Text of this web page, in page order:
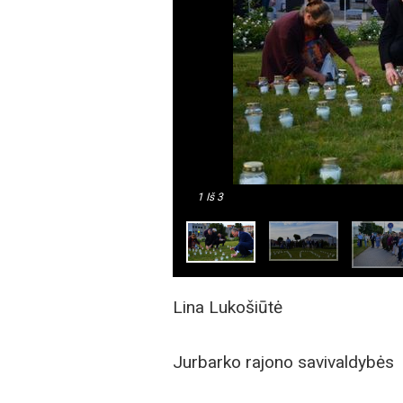
1 Iš 3
Lina Lukošiūtė
Jurbarko rajono savivaldybės